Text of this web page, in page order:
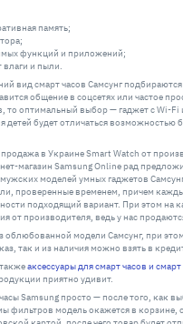
память;
функций и приложений;
влаги и пыли.
вид смарт часов Самсунг
общение в соцсетях или частое
то оптимальный выбор — гаджет с Wi-Fi
детей будет отличаться возможностью
продажа в Украине Smart Watch от
магазин Samsung Online рад
моделей умных гаджетов
проверенные временем, причем
подходящий вариант. При этом на
от производителя, ведь у нас
облюбованной модели Самсунг, при
так и из наличия можно взять в
аксессуары для смарт часов и
приятно удивит.
Samsung просто — после того, как
фильтров модель окажется в корзине,